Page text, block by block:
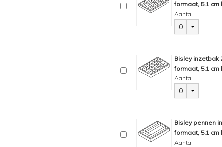
formaat, 5.1 cm
Aantal
0
Bisley inzetbak
formaat, 5.1 cm
Aantal
0
Bisley pennen
formaat, 5.1 cm
Aantal